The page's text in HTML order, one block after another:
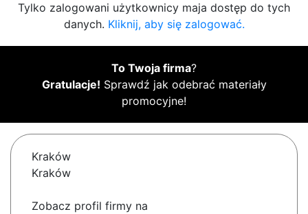
Tylko zalogowani użytkownicy maja dostęp do tych
danych. Kliknij, aby się zalogować.
To Twoja firma?
Gratulacje! Sprawdź jak odebrać materiały
promocyjne!
Kraków
Kraków
Zobacz profil firmy na